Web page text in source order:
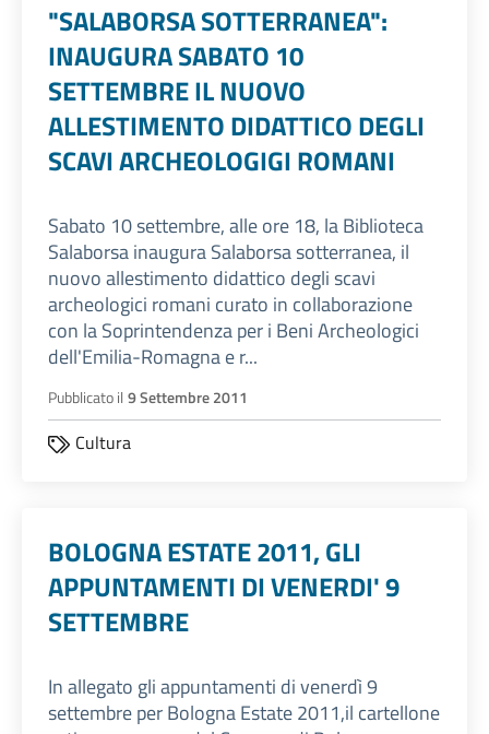
"SALABORSA SOTTERRANEA":
INAUGURA SABATO 10
SETTEMBRE IL NUOVO
ALLESTIMENTO DIDATTICO DEGLI
SCAVI ARCHEOLOGIGI ROMANI
Sabato 10 settembre, alle ore 18, la Biblioteca
Salaborsa inaugura Salaborsa sotterranea, il
nuovo allestimento didattico degli scavi
archeologici romani curato in collaborazione
con la Soprintendenza per i Beni Archeologici
dell'Emilia-Romagna e r...
Pubblicato il 9 Settembre 2011
Cultura
BOLOGNA ESTATE 2011, GLI
APPUNTAMENTI DI VENERDI' 9
SETTEMBRE
In allegato gli appuntamenti di venerdì 9
settembre per Bologna Estate 2011,il cartellone